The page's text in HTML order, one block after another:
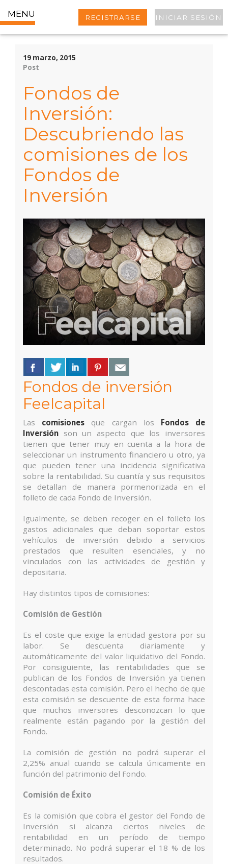
MENU REGISTRARSE INICIAR SESIÓN
19 marzo, 2015
Post
Fondos de
Inversión:
Descubriendo las
comisiones de los
Fondos de
Inversión
Fondos de inversión
Feelcapital
Las comisiones que cargan los Fondos de
Inversión son un aspecto que los inversores
tienen que tener muy en cuenta a la hora de
seleccionar un instrumento financiero u otro, ya
que pueden tener una incidencia significativa
sobre la rentabilidad. Su cuantía y sus requisitos
se detallan de manera pormenorizada en el
folleto de cada Fondo de Inversión.
Igualmente, se deben recoger en el folleto los
gastos adicionales que deban soportar estos
vehículos de inversión debido a servicios
prestados que resulten esenciales, y no
vinculados con las actividades de gestión y
depositaria.
Hay distintos tipos de comisiones:
Comisión de Gestión
Es el coste que exige la entidad gestora por su
labor. Se descuenta diariamente y
automáticamente del valor liquidativo del Fondo.
Por consiguiente, las rentabilidades que se
publican de los Fondos de Inversión ya tienen
descontadas esta comisión. Pero el hecho de que
esta comisión se descuente de esta forma hace
que muchos inversores desconozcan lo que
realmente están pagando por la gestión del
Fondo.
La comisión de gestión no podrá superar el
2,25% anual cuando se calcula únicamente en
función del patrimonio del Fondo.
Comisión de Éxito
Es la comisión que cobra el gestor del Fondo de
Inversión si alcanza ciertos niveles de
rentabilidad en un período de tiempo
determinado. No podrá superar el 18 % de los
resultados.